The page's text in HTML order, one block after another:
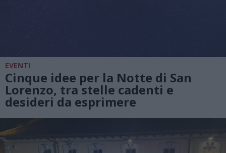
EVENTI
Cinque idee per la Notte di San
Lorenzo, tra stelle cadenti e
desideri da esprimere